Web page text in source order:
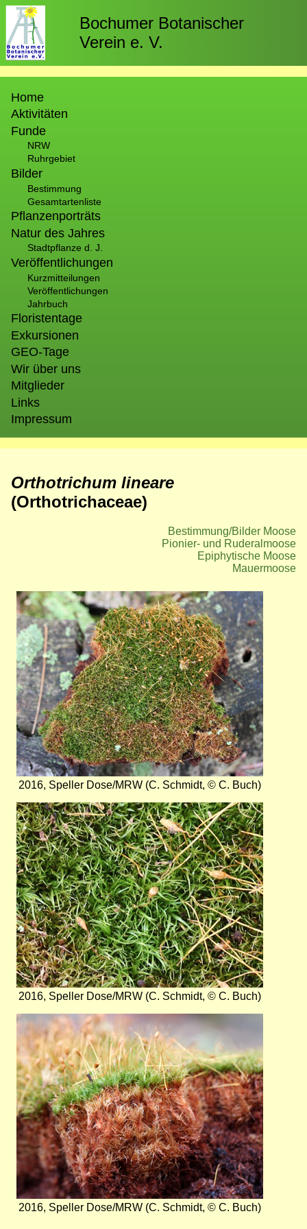
Direkt
zum
Inhalt
Bochumer Botanischer
Verein e. V.
Home
Aktivitäten
Funde
NRW
Ruhrgebiet
Bilder
Bestimmung
Gesamtartenliste
Pflanzenporträts
Natur des Jahres
Stadtpflanze d. J.
Veröffentlichungen
Kurzmitteilungen
Veröffentlichungen
Jahrbuch
Floristentage
Exkursionen
GEO-Tage
Wir über uns
Mitglieder
Links
Impressum
Orthotrichum lineare
(Orthotrichaceae)
Bestimmung/Bilder Moose
Pionier- und Ruderalmoose
Epiphytische Moose
Mauermoose
Bild
2016, Speller Dose/MRW (C. Schmidt, © C. Buch)
Bild
2016, Speller Dose/MRW (C. Schmidt, © C. Buch)
Bild
2016, Speller Dose/MRW (C. Schmidt, © C. Buch)